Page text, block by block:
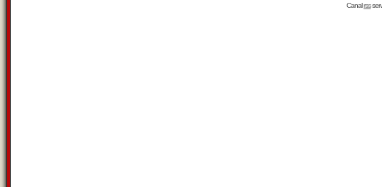
Canalrss